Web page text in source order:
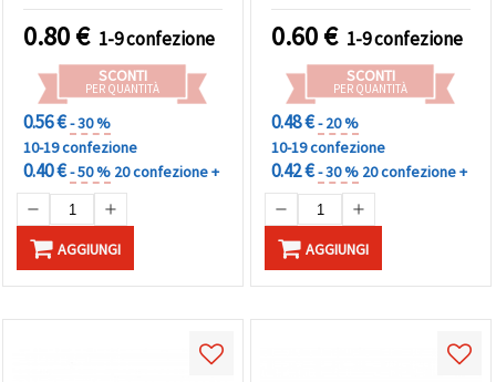
0.80€ 1-9 confezione
SCONTI
PER QUANTITÀ
0.56 €- 30 %
10-19 confezione
0.40 €- 50 % 20 confezione +
AGGIUNGI
0.60€ 1-9 confezione
SCONTI
PER QUANTITÀ
0.48 €- 20 %
10-19 confezione
0.42 €- 30 % 20 confezione +
AGGIUNGI